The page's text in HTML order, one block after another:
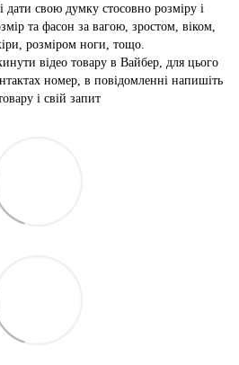
свою думку стосовно розміру і
та фасон за вагою, зростом, віком,
розміром ноги, тощо.
відео товару в Вайбер, для цього
номер, в повідомленні напишіть
і свій запит